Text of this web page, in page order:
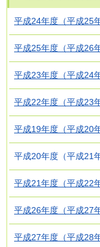
平成24年度（平成25
平成25年度（平成26
平成23年度（平成24
平成22年度（平成23
平成19年度（平成20
平成20年度（平成21
平成21年度（平成22
平成26年度（平成27
平成27年度（平成28